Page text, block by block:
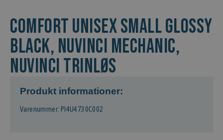
COMFORT Unisex Small Glossy
Black, Nuvinci Mechanic,
Nuvinci Trinløs
Produkt informationer:
Varenummer: PI4U4730C002